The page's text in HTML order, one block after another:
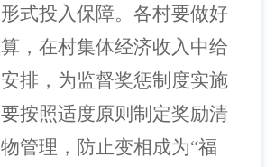
式投入保障。各村要做好
，在村集体经济收入中给
排，为监督奖惩制度实施
按照适度原则制定奖励清
管理，防止变相成为“福